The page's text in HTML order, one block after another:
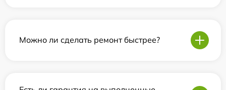
Можно ли сделать ремонт быстрее?